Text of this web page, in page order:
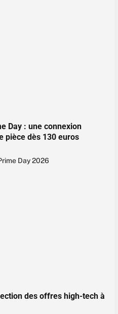
Day : une connexion
pièce dès 130 euros
des offres high-tech à